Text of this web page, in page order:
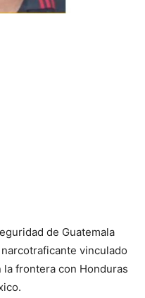
de Guatemala
vinculado
frontera con Honduras